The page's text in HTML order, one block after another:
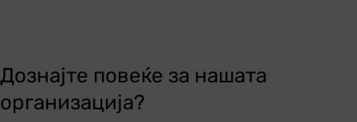
Дознајте повеќе за нашата
организација?